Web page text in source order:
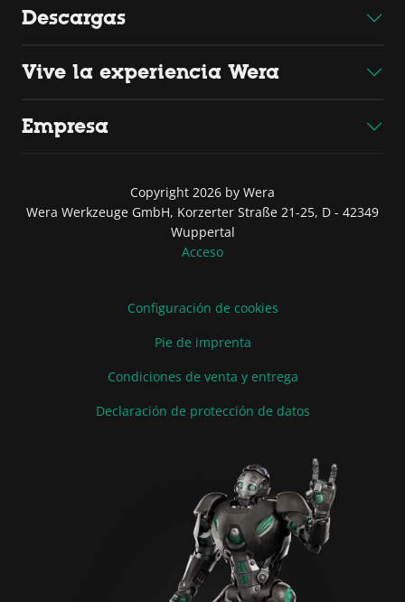
Descargas
Vive la experiencia Wera
Empresa
Copyright 2026 by Wera
Wera Werkzeuge GmbH, Korzerter Straße 21-25, D - 42349
Wuppertal
Acceso
Configuración de cookies
Pie de imprenta
Condiciones de venta y entrega
Declaración de protección de datos